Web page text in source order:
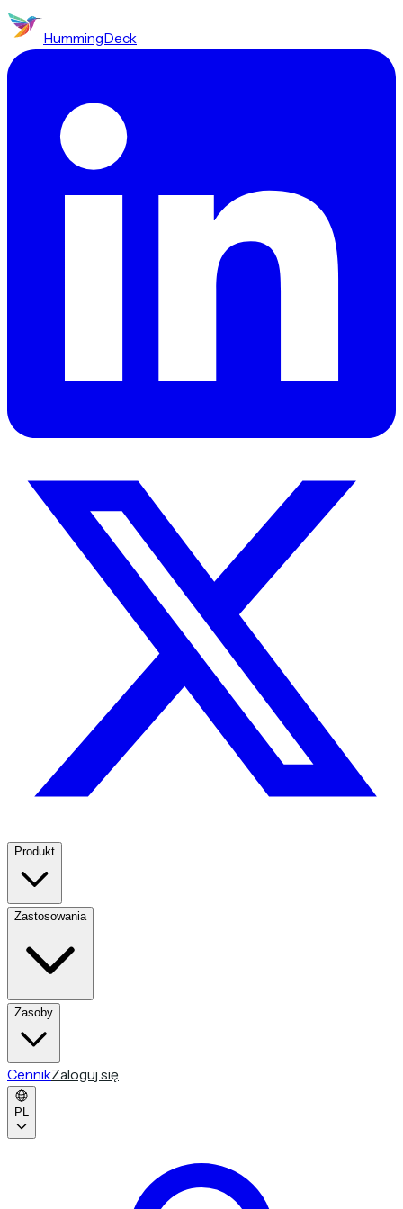
HummingDeck
Produkt
Zastosowania
Zasoby
CennikZaloguj się
PL